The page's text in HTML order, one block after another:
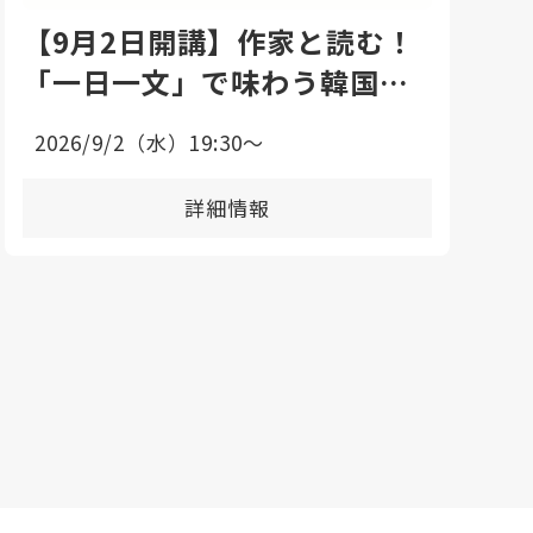
【9月2日開講】作家と読む！
「一日一文」で味わう韓国語
2026/9/2（水）19:30〜
詳細情報